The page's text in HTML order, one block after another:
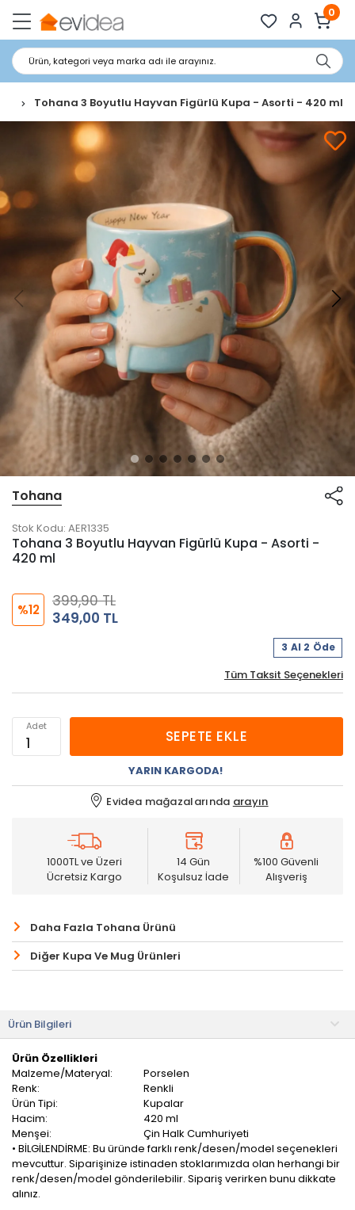
0
Ürün, kategori veya marka adı ile arayınız.
Tohana 3 Boyutlu Hayvan Figürlü Kupa - Asorti - 420 ml
Tohana
Stok Kodu: AER1335
Tohana 3 Boyutlu Hayvan Figürlü Kupa - Asorti -
420 ml
%12
399,90 TL
349,00 TL
3 Al 2 Öde
Tüm Taksit Seçenekleri
Adet
SEPETE EKLE
YARIN KARGODA!
Evidea mağazalarında arayın
1000TL ve Üzeri
Ücretsiz Kargo
14 Gün
Koşulsuz İade
%100 Güvenli
Alışveriş
Daha Fazla Tohana Ürünü
Diğer Kupa Ve Mug Ürünleri
Ürün Bilgileri
Ürün Özellikleri
Malzeme/Materyal:
Porselen
Renk:
Renkli
Ürün Tipi:
Kupalar
Hacim:
420 ml
Menşei:
Çin Halk Cumhuriyeti
• BİLGİLENDİRME: Bu üründe farklı renk/desen/model seçenekleri
mevcuttur. Siparişinize istinaden stoklarımızda olan herhangi bir
renk/desen/model gönderilebilir. Sipariş verirken bunu dikkate
alınız.